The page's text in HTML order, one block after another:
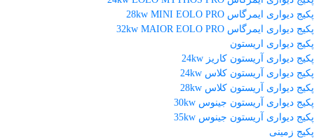
پکیج دیواری ایمرگاس 28kw MINI EOLO PRO
پکیج دیواری ایمرگاس 32kw MAIOR EOLO PRO
پکیج دیواری اریستون
پکیج دیواری آریستون کاریز 24kw
پکیج دیواری آریستون کلاس 24kw
پکیج دیواری آریستون کلاس 28kw
پکیج دیواری آریستون جینوس 30kw
پکیج دیواری آریستون جینوس 35kw
پکیج زمینی